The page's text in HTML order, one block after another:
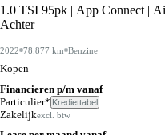
1.0 TSI 95pk | App Connect |
Achter
2022 78.877 km Benzine
Kopen
Financieren p/m vanaf
Particulier* Krediettabel
Zakelijkexcl. btw